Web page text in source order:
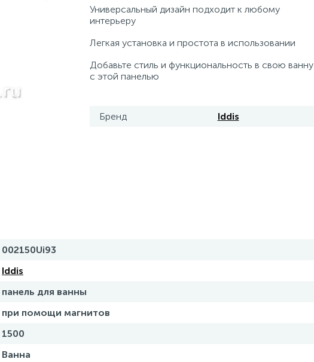
Универсальный дизайн подходит к любому
интерьеру
Легкая установка и простота в использовании
Добавьте стиль и функциональность в свою ванну
с этой панелью
Бренд Iddis
002150Ui93
Iddis
панель для ванны
при помощи магнитов
1500
Ванна